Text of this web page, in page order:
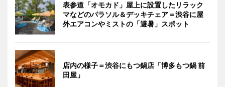
表参道「オモカド」屋上に設置したリラック
マなどのパラソル＆デッキチェア＝渋谷に屋
外エアコンやミストの「避暑」スポット
店内の様子＝渋谷にもつ鍋店「博多もつ鍋 前
田屋」